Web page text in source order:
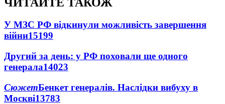
ЧИТАЙТЕ ТАКОЖ
У МЗС РФ відкинули можливість завершення
війни15199
Другий за день: у РФ поховали ще одного
генерала14023
СюжетБенкет генералів. Наслідки вибуху в
Москві13783